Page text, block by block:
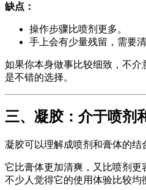
缺点：
操作步骤比喷剂更多。
手上会有少量残留，需要清
如果你本身做事比较细致，不
是不错的选择。
三、凝胶：介于喷剂
凝胶可以理解成喷剂和膏体的结
它比膏体更加清爽，又比喷剂
不少人觉得它的使用体验比较均